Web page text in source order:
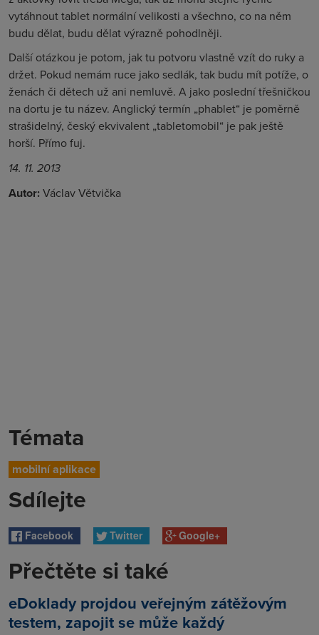
vytáhnout tablet normální velikosti a všechno, co na něm
budu dělat, budu dělat výrazně pohodlněji.
Další otázkou je potom, jak tu potvoru vlastně vzít do ruky a
držet. Pokud nemám ruce jako sedlák, tak budu mít potíže, o
ženách či dětech už ani nemluvě. A jako poslední třešničkou
na dortu je tu název. Anglický termín „phablet“ je poměrně
strašidelný, český ekvivalent „tabletomobil“ je pak ještě
horší. Přímo fuj.
14. 11. 2013
Autor: Václav Větvička
Témata
mobilní aplikace
Sdílejte
Facebook Twitter Google+
Přečtěte si také
eDoklady projdou veřejným zátěžovým
testem, zapojit se může každý